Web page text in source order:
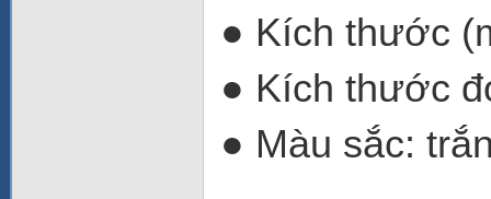
● Kích thước
● Kích thước
● Màu sắc: